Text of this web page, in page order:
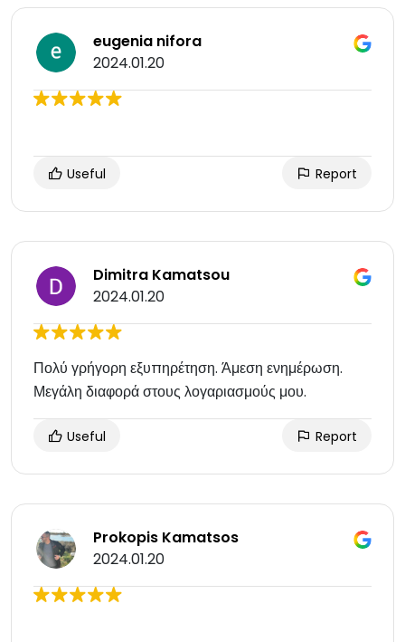
eugenia nifora
2024.01.20
Useful Report
Dimitra Kamatsou
2024.01.20
Πολύ γρήγορη εξυπηρέτηση. Άμεση ενημέρωση.
Μεγάλη διαφορά στους λογαριασμούς μου.
Useful Report
Prokopis Kamatsos
2024.01.20